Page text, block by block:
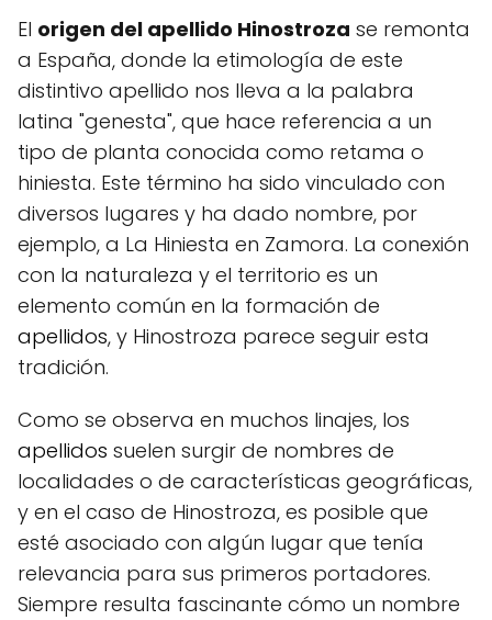
El origen del apellido Hinostroza se remonta
a España, donde la etimología de este
distintivo apellido nos lleva a la palabra
latina "genesta", que hace referencia a un
tipo de planta conocida como retama o
hiniesta. Este término ha sido vinculado con
diversos lugares y ha dado nombre, por
ejemplo, a La Hiniesta en Zamora. La conexión
con la naturaleza y el territorio es un
elemento común en la formación de
apellidos, y Hinostroza parece seguir esta
tradición.
Como se observa en muchos linajes, los
apellidos suelen surgir de nombres de
localidades o de características geográficas,
y en el caso de Hinostroza, es posible que
esté asociado con algún lugar que tenía
relevancia para sus primeros portadores.
Siempre resulta fascinante cómo un nombre